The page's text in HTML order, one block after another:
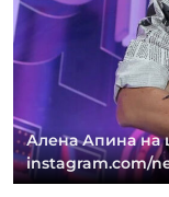
Алена Апина на
instagram.com/